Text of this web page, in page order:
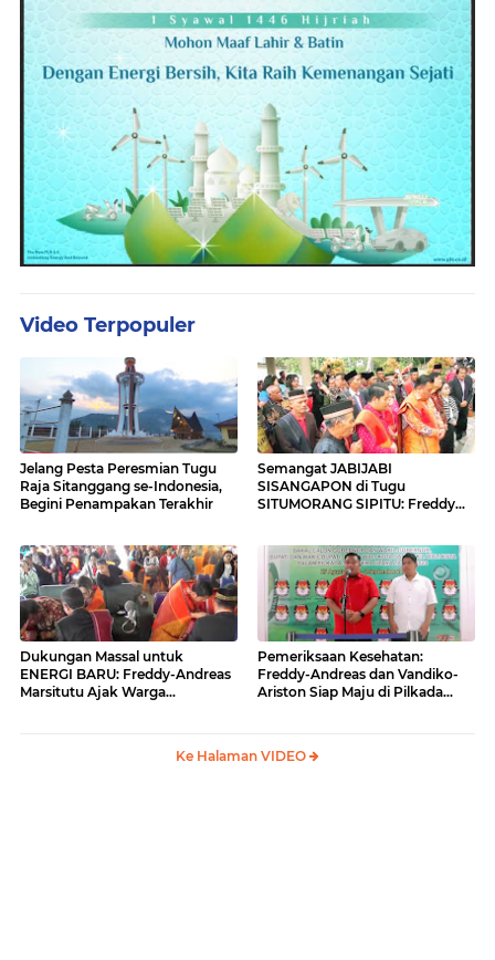
Video Terpopuler
Jelang Pesta Peresmian Tugu
Raja Sitanggang se-Indonesia,
Begini Penampakan Terakhir
Semangat JABIJABI
SISANGAPON di Tugu
SITUMORANG SIPITU: Freddy
Dukungan Massal untuk
ENERGI BARU: Freddy-Andreas
Marsitutu Ajak Warga
Pemeriksaan Kesehatan:
Freddy-Andreas dan Vandiko-
Ariston Siap Maju di Pilkada
Ke Halaman VIDEO